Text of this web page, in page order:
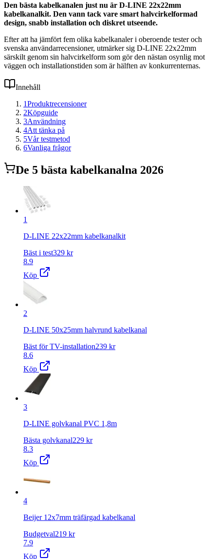
Den bästa kabelkanalen just nu är D-LINE 22x22mm
kabelkanalkit. Den vann tack vare smart halvcirkelformad
design, snabb installation och diskret utseende.
Efter att ha jämfört fem olika kabelkanaler i oberoende tester och
svenska användarrecensioner, utmärker sig D-LINE 22x22mm
särskilt genom sin halvcirkelform som gör den nästan osynlig mot
väggen och installationstiden som är hälften av konkurrenternas.
Innehåll
1Produktrecensioner
2Köpguide
3Användning
4Att tänka på
5Vår testmetod
6Vanliga frågor
De 5 bästa kabelkanalna 2026
1
D-LINE 22x22mm kabelkanalkit
Bäst i test329 kr
8.9
Köp
2
D-LINE 50x25mm halvrund kabelkanal
Bäst för TV-installation239 kr
8.6
Köp
3
D-LINE golvkanal PVC 1,8m
Bästa golvkanal229 kr
8.3
Köp
4
Beijer 12x7mm träfärgad kabelkanal
Budgetval219 kr
7.9
Köp